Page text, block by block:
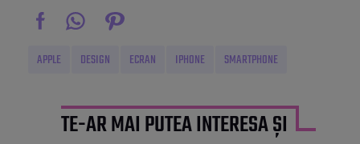
APPLE DESIGN ECRAN IPHONE SMARTPHONE
TE-AR MAI PUTEA INTERESA ȘI